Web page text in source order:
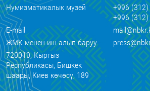
Нумизматикалык музей
+996
+996
E-mail
ЖМК менен иш алып баруу
720010, Кыргыз
Республикасы, Бишкек
шаары, Киев көчөсү, 189